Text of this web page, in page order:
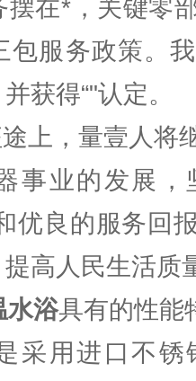
摆在*，关键零
包服务政策。
获得“"认定。
上，量壹人将
事业的发展，
优良的服务回
高人民生活质
水浴具有的性能
采用进口不